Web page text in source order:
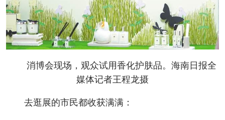
消博会现场，观众试用香化护肤品。海南日报全
媒体记者王程龙摄
去逛展的市民都收获满满：